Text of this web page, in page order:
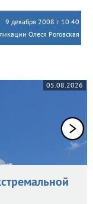
9 декабря 2008 г. 10:40
Олеся Роговская
05.08.2026